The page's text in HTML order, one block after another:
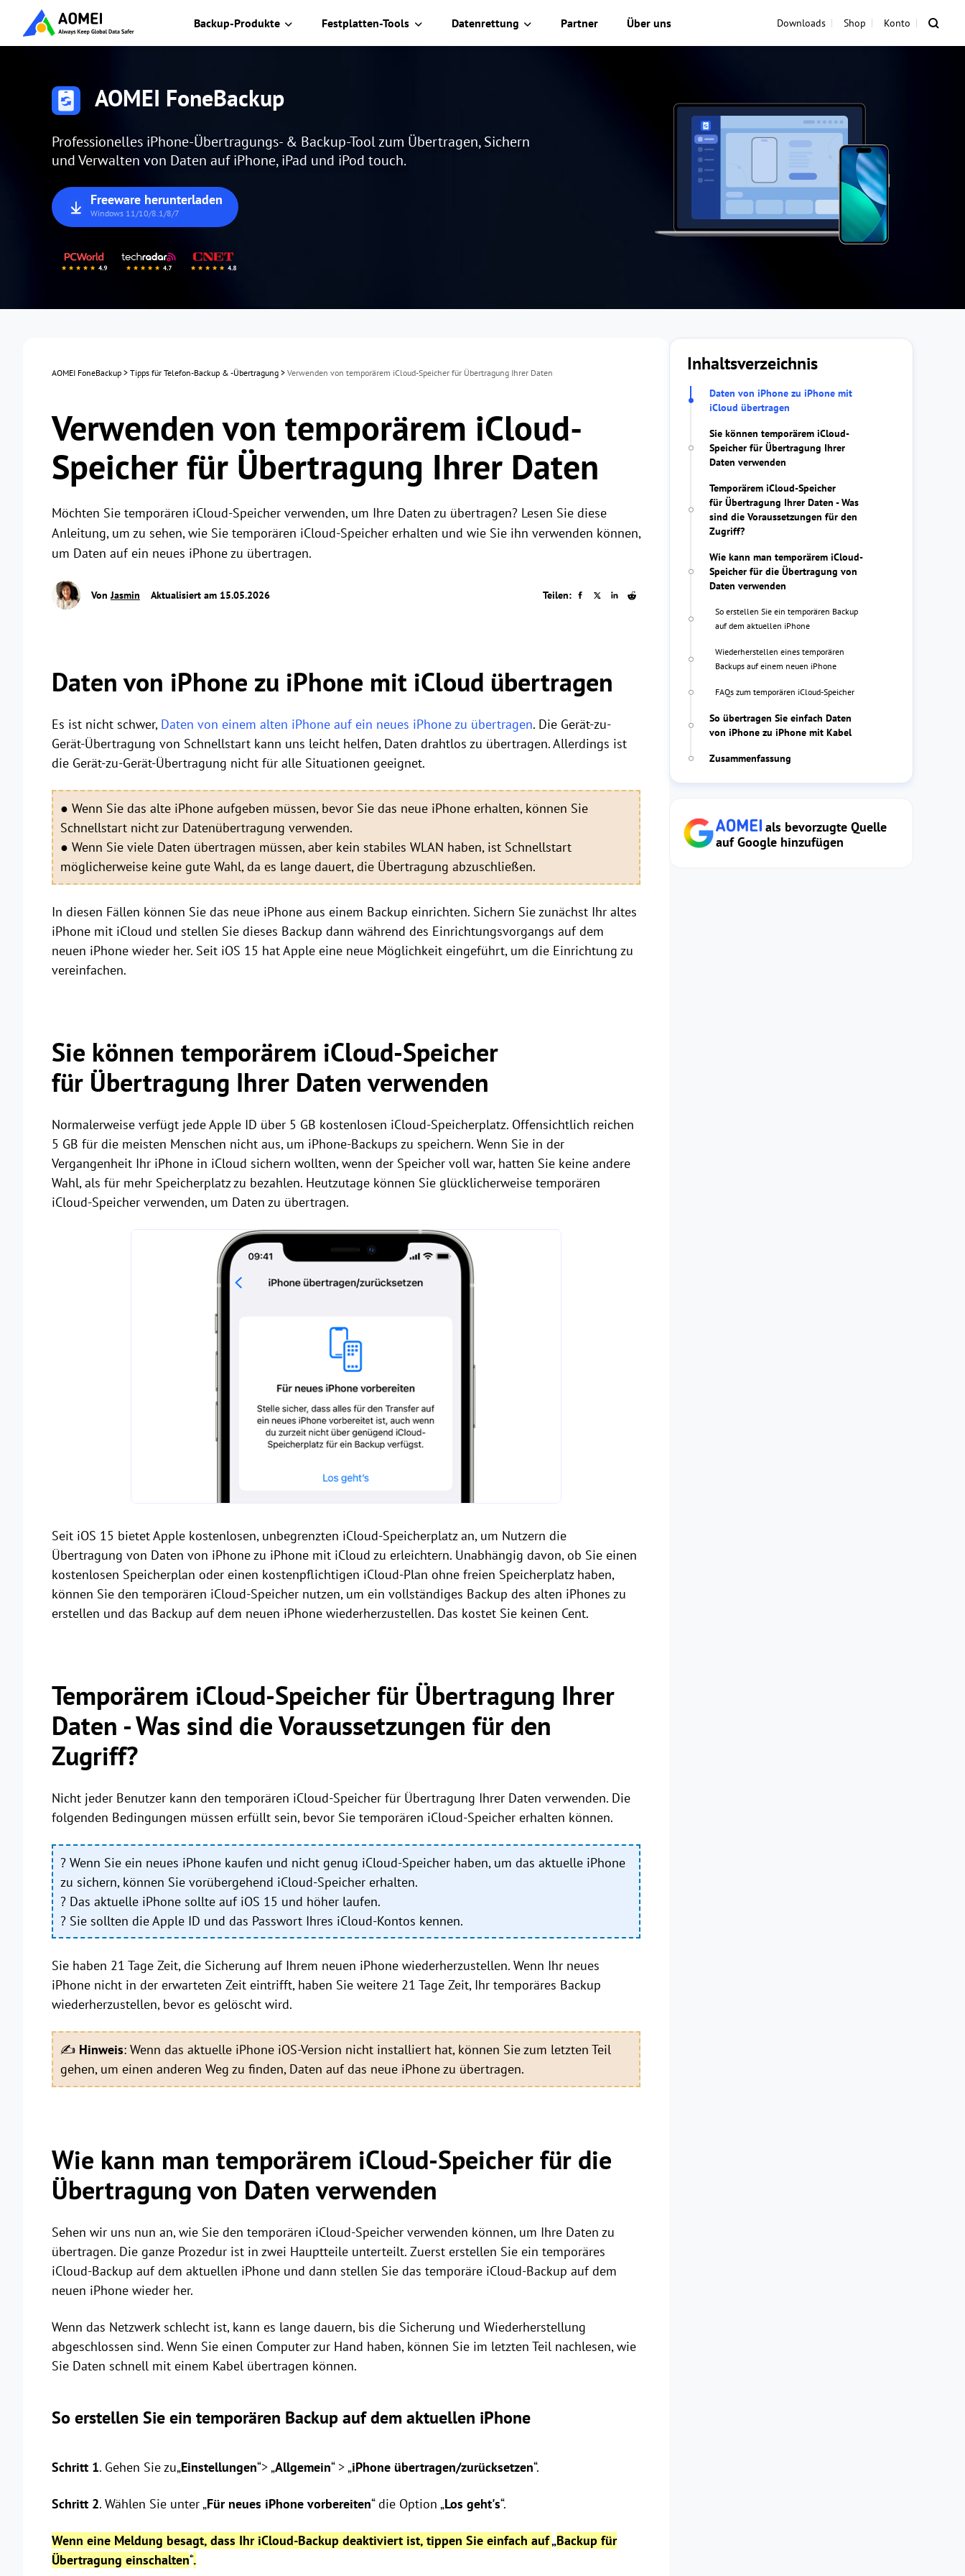
Backup-Produkte Festplatten-Tools Datenrettung Partner Über uns Downloads Shop Konto
AOMEI FoneBackup
Professionelles iPhone-Übertragungs- & Backup-Tool zum Übertragen, Sichern
und Verwalten von Daten auf iPhone, iPad und iPod touch.
Freeware herunterladen
Windows 11/10/8.1/8/7
AOMEI FoneBackup > Tipps für Telefon-Backup & -Übertragung > Verwenden von temporärem iCloud-Speicher für Übertragung Ihrer Daten
Verwenden von temporärem iCloud-
Speicher für Übertragung Ihrer Daten
Möchten Sie temporären iCloud-Speicher verwenden, um Ihre Daten zu übertragen? Lesen Sie diese
Anleitung, um zu sehen, wie Sie temporären iCloud-Speicher erhalten und wie Sie ihn verwenden können,
um Daten auf ein neues iPhone zu übertragen.
Von Jasmin Aktualisiert am 15.05.2026 Teilen:
Daten von iPhone zu iPhone mit iCloud übertragen
Es ist nicht schwer, Daten von einem alten iPhone auf ein neues iPhone zu übertragen. Die Gerät-zu-
Gerät-Übertragung von Schnellstart kann uns leicht helfen, Daten drahtlos zu übertragen. Allerdings ist
die Gerät-zu-Gerät-Übertragung nicht für alle Situationen geeignet.
● Wenn Sie das alte iPhone aufgeben müssen, bevor Sie das neue iPhone erhalten, können Sie
Schnellstart nicht zur Datenübertragung verwenden.
● Wenn Sie viele Daten übertragen müssen, aber kein stabiles WLAN haben, ist Schnellstart
möglicherweise keine gute Wahl, da es lange dauert, die Übertragung abzuschließen.
In diesen Fällen können Sie das neue iPhone aus einem Backup einrichten. Sichern Sie zunächst Ihr altes
iPhone mit iCloud und stellen Sie dieses Backup dann während des Einrichtungsvorgangs auf dem
neuen iPhone wieder her. Seit iOS 15 hat Apple eine neue Möglichkeit eingeführt, um die Einrichtung zu
vereinfachen.
Sie können temporärem iCloud-Speicher
für Übertragung Ihrer Daten verwenden
Normalerweise verfügt jede Apple ID über 5 GB kostenlosen iCloud-Speicherplatz. Offensichtlich reichen
5 GB für die meisten Menschen nicht aus, um iPhone-Backups zu speichern. Wenn Sie in der
Vergangenheit Ihr iPhone in iCloud sichern wollten, wenn der Speicher voll war, hatten Sie keine andere
Wahl, als für mehr Speicherplatz zu bezahlen. Heutzutage können Sie glücklicherweise temporären
iCloud-Speicher verwenden, um Daten zu übertragen.
Seit iOS 15 bietet Apple kostenlosen, unbegrenzten iCloud-Speicherplatz an, um Nutzern die
Übertragung von Daten von iPhone zu iPhone mit iCloud zu erleichtern. Unabhängig davon, ob Sie einen
kostenlosen Speicherplan oder einen kostenpflichtigen iCloud-Plan ohne freien Speicherplatz haben,
können Sie den temporären iCloud-Speicher nutzen, um ein vollständiges Backup des alten iPhones zu
erstellen und das Backup auf dem neuen iPhone wiederherzustellen. Das kostet Sie keinen Cent.
Temporärem iCloud-Speicher für Übertragung Ihrer
Daten - Was sind die Voraussetzungen für den
Zugriff?
Nicht jeder Benutzer kann den temporären iCloud-Speicher für Übertragung Ihrer Daten verwenden. Die
folgenden Bedingungen müssen erfüllt sein, bevor Sie temporären iCloud-Speicher erhalten können.
? Wenn Sie ein neues iPhone kaufen und nicht genug iCloud-Speicher haben, um das aktuelle iPhone
zu sichern, können Sie vorübergehend iCloud-Speicher erhalten.
? Das aktuelle iPhone sollte auf iOS 15 und höher laufen.
? Sie sollten die Apple ID und das Passwort Ihres iCloud-Kontos kennen.
Sie haben 21 Tage Zeit, die Sicherung auf Ihrem neuen iPhone wiederherzustellen. Wenn Ihr neues
iPhone nicht in der erwarteten Zeit eintrifft, haben Sie weitere 21 Tage Zeit, Ihr temporäres Backup
wiederherzustellen, bevor es gelöscht wird.
✍ Hinweis: Wenn das aktuelle iPhone iOS-Version nicht installiert hat, können Sie zum letzten Teil
gehen, um einen anderen Weg zu finden, Daten auf das neue iPhone zu übertragen.
Wie kann man temporärem iCloud-Speicher für die
Übertragung von Daten verwenden
Sehen wir uns nun an, wie Sie den temporären iCloud-Speicher verwenden können, um Ihre Daten zu
übertragen. Die ganze Prozedur ist in zwei Hauptteile unterteilt. Zuerst erstellen Sie ein temporäres
iCloud-Backup auf dem aktuellen iPhone und dann stellen Sie das temporäre iCloud-Backup auf dem
neuen iPhone wieder her.
Wenn das Netzwerk schlecht ist, kann es lange dauern, bis die Sicherung und Wiederherstellung
abgeschlossen sind. Wenn Sie einen Computer zur Hand haben, können Sie im letzten Teil nachlesen, wie
Sie Daten schnell mit einem Kabel übertragen können.
So erstellen Sie ein temporären Backup auf dem aktuellen iPhone
Schritt 1. Gehen Sie zu„Einstellungen“> „Allgemein“ > „iPhone übertragen/zurücksetzen“.
Schritt 2. Wählen Sie unter „Für neues iPhone vorbereiten“ die Option „Los geht's“.
Wenn eine Meldung besagt, dass Ihr iCloud-Backup deaktiviert ist, tippen Sie einfach auf„Backup für
Übertragung einschalten“.
Inhaltsverzeichnis
Daten von iPhone zu iPhone mit
iCloud übertragen
Sie können temporärem iCloud-
Speicher für Übertragung Ihrer
Daten verwenden
Temporärem iCloud-Speicher
für Übertragung Ihrer Daten - Was
sind die Voraussetzungen für den
Zugriff?
Wie kann man temporärem iCloud-
Speicher für die Übertragung von
Daten verwenden
So erstellen Sie ein temporären Backup
auf dem aktuellen iPhone
Wiederherstellen eines temporären
Backups auf einem neuen iPhone
FAQs zum temporären iCloud-Speicher
So übertragen Sie einfach Daten
von iPhone zu iPhone mit Kabel
Zusammenfassung
als bevorzugte Quelle
auf Google hinzufügen